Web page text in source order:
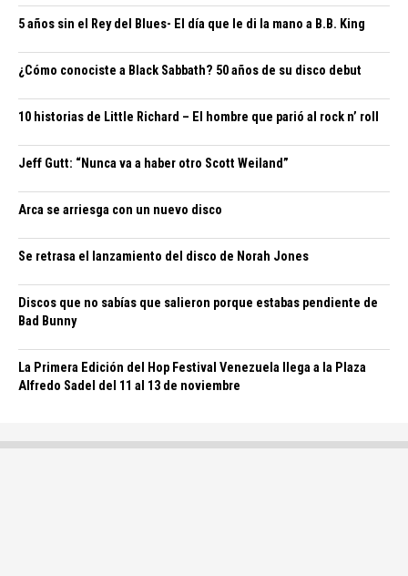
5 años sin el Rey del Blues- El día que le di la mano a B.B. King
¿Cómo conociste a Black Sabbath? 50 años de su disco debut
10 historias de Little Richard – El hombre que parió al rock n’ roll
Jeff Gutt: “Nunca va a haber otro Scott Weiland”
Arca se arriesga con un nuevo disco
Se retrasa el lanzamiento del disco de Norah Jones
Discos que no sabías que salieron porque estabas pendiente de
Bad Bunny
La Primera Edición del Hop Festival Venezuela llega a la Plaza
Alfredo Sadel del 11 al 13 de noviembre